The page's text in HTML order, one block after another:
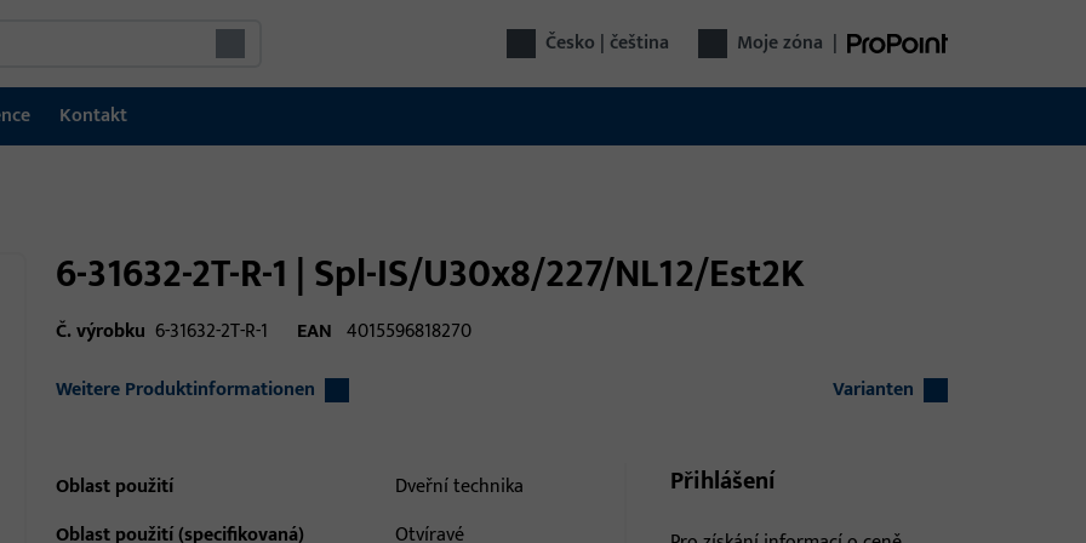
Česko | čeština Moje zóna |
Kontakt
6-31632-2T-R-1 | Spl-IS/U30x8/227/NL12/Est2K
Č. výrobku 6-31632-2T-R-1 EAN 4015596818270
Weitere Produktinformationen
Varianten
Oblast použití
Dveřní technika
Oblast použití (specifikovaná)
Otvíravé
Přihlášení